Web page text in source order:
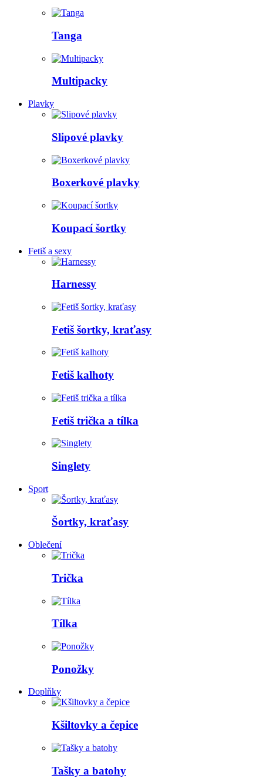
Tanga
Multipacky
Plavky
Slipové plavky
Boxerkové plavky
Koupací šortky
Fetiš a sexy
Harnessy
Fetiš šortky, kraťasy
Fetiš kalhoty
Fetiš trička a tílka
Singlety
Sport
Šortky, kraťasy
Oblečení
Trička
Tílka
Ponožky
Doplňky
Kšiltovky a čepice
Tašky a batohy